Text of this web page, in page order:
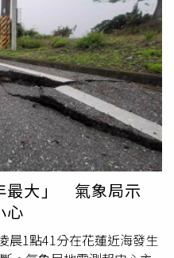
時，他也提醒，台灣陸地有
而台灣已很久沒有在陸地上
注意。另外，台大地質系教
震皆會牽動附近斷層，昨
旁邊就是琉球海溝，不可輕
李錫堤也指出，琉球海溝周
態來看，通常海溝型地震發
此研判近年內台灣恐會出現
》報導，對於專家學者的論
鎧紋則有不同意見，他表
震週期的說法，更直言此
此不認同學者的看法。
最大」 氣象局示
心
晨1點41分在花蓮近海發生